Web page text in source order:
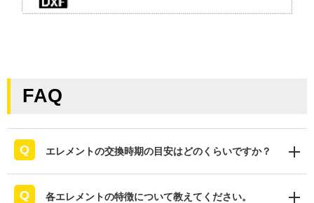
FAQ
エレメントの交換時期の目安はどのくらいですか？
各エレメントの特徴について教えてください。